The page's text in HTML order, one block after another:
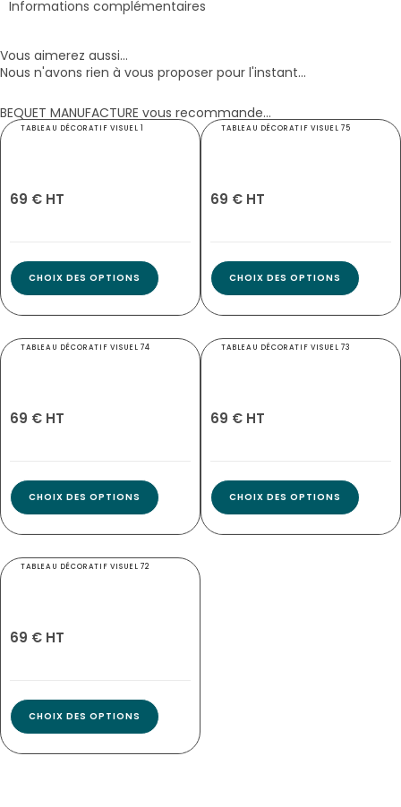
Informations complémentaires
Vous aimerez aussi...
Nous n'avons rien à vous proposer pour l'instant...
BEQUET MANUFACTURE vous recommande...
TABLEAU DÉCORATIF VISUEL 1
69 € HT
CHOIX DES OPTIONS
TABLEAU DÉCORATIF VISUEL 75
69 € HT
CHOIX DES OPTIONS
TABLEAU DÉCORATIF VISUEL 74
69 € HT
CHOIX DES OPTIONS
TABLEAU DÉCORATIF VISUEL 73
69 € HT
CHOIX DES OPTIONS
TABLEAU DÉCORATIF VISUEL 72
69 € HT
CHOIX DES OPTIONS